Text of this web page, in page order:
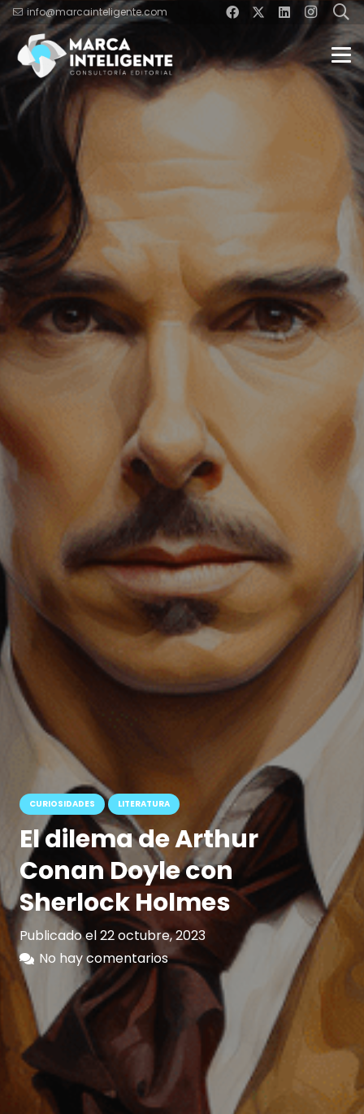
info@marcainteligente.com
CURIOSIDADES LITERATURA
El dilema de Arthur
Conan Doyle con
Sherlock Holmes
Publicado el22 octubre, 2023
No hay comentarios